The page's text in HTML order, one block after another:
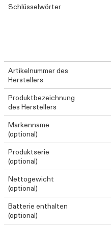
Schlüsselwörter
Artikelnummer des
Herstellers
Produktbezeichnung
des Herstellers
Markenname
(optional)
Produktserie
(optional)
Nettogewicht
(optional)
Batterie enthalten
(optional)